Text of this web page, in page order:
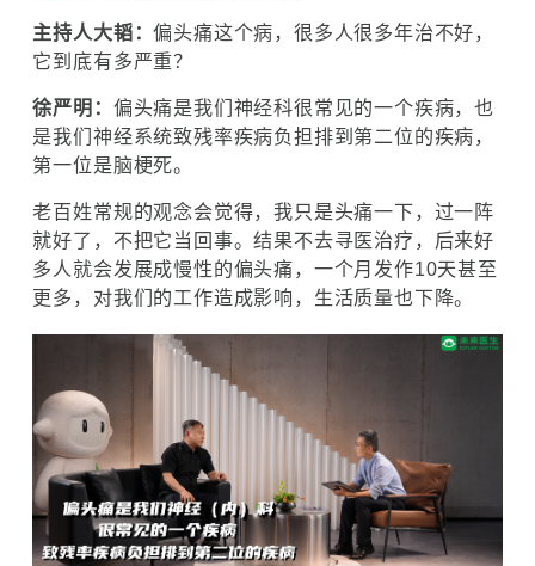
主持人大韬：偏头痛这个病，很多人很多年治不好，
它到底有多严重？
徐严明： 偏头痛是我们神经科很常见的一个疾病，也
是我们神经系统致残率疾病负担排到第二位的疾病，
第一位是脑梗死。
老百姓常规的观念会觉得，我只是头痛一下，过一阵
就好了，不把它当回事。结果不去寻医治疗，后来好
多人就会发展成慢性的偏头痛，一个月发作10天甚至
更多，对我们的工作造成影响，生活质量也下降。